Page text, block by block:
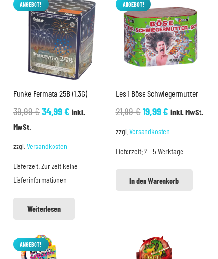
ANGEBOT!
Funke Fermata 25B (1.3G)
39,99€Ursprünglicher
34,99€Aktueller
inkl.
MwSt.
zzgl. Versandkosten
Lieferzeit:Zur Zeit keine
Lieferinformationen
Weiterlesen
ANGEBOT!
Lesli Böse Schwiegermutter
21,99€Ursprünglicher
21,99 €
19,99€Aktueller
19,99 €.
inkl. MwSt.
zzgl. Versandkosten
Lieferzeit:2 - 5 Werktage
In den Warenkorb
ANGEBOT!